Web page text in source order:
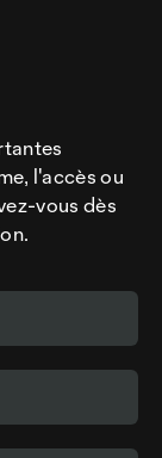
l'accès ou
vous dès